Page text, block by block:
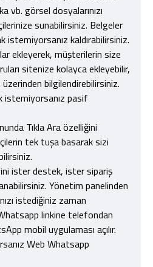
vb. görsel dosyalarınızı
sunabilirsiniz. Belgeler
istemiyorsanız kaldırabilirsiniz.
ekleyerek, müşterilerin size
sitenize kolayca ekleyebilir,
bilgilendirebilirsiniz.
istemiyorsanız pasif
Tıkla Ara özelliğini
tek tuşa basarak sizi
ister destek, ister sipariş
Yönetim panelinden
istediğiniz zaman
linkine telefondan
mobil uygulaması açılır.
Web Whatsapp